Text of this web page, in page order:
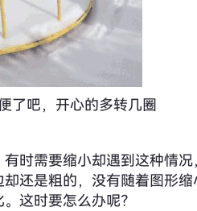
了吧，开心的多转几圈
时需要缩小却遇到这种情况
却还是粗的，没有随着图形缩
。这时要怎么办呢？